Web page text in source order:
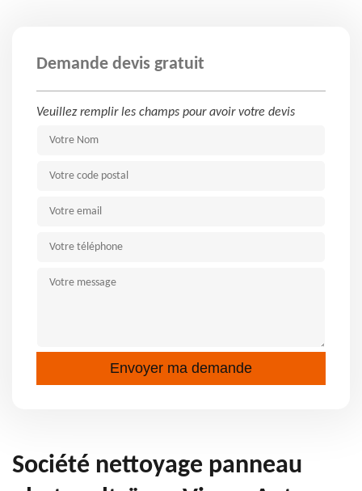
Demande devis gratuit
Veuillez remplir les champs pour avoir votre devis
Société nettoyage panneau